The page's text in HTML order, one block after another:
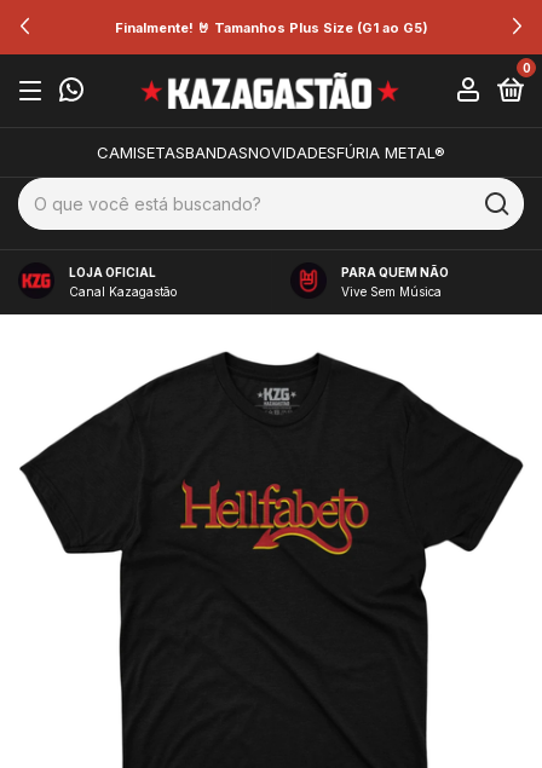
Finalmente! 🤘 Tamanhos Plus Size (G1 ao G5)
0
CAMISETASBANDASNOVIDADESFÚRIA METAL®
LOJA OFICIAL
Canal Kazagastão
PARA QUEM NÃO
Vive Sem Música